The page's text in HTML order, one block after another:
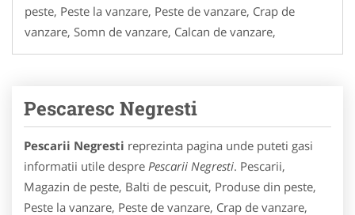
peste, Peste la vanzare, Peste de vanzare, Crap de
vanzare, Somn de vanzare, Calcan de vanzare,
Pescaresc Negresti
Pescarii Negresti reprezinta pagina unde puteti gasi
informatii utile despre Pescarii Negresti. Pescarii,
Magazin de peste, Balti de pescuit, Produse din peste,
Peste la vanzare, Peste de vanzare, Crap de vanzare,